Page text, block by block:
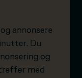
annonsere
Du
og
med